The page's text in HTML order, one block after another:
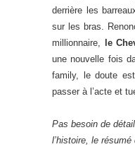
derrière les
sur les bras.
millionnaire,
le
une nouvelle fois
family, le doute
passer à l’acte et
Pas besoin de
l’histoire, le